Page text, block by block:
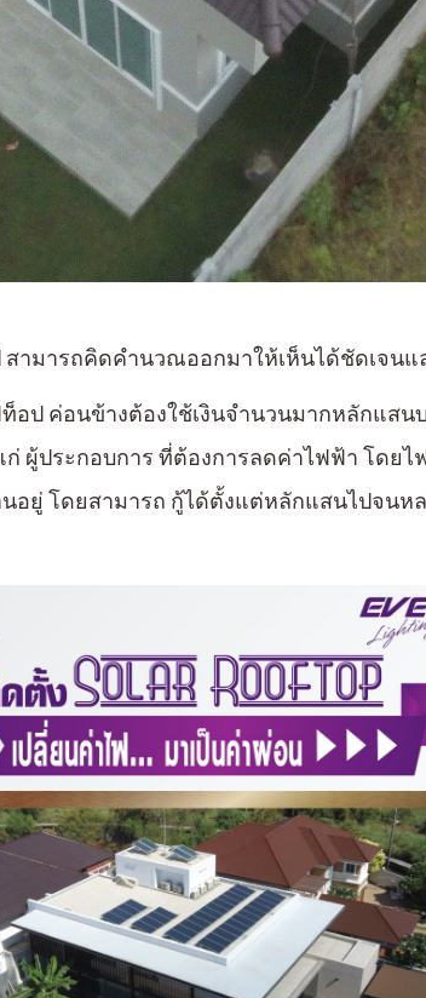
ามารถคิดคำนวณออกมาให้เห็นได้ชัดเจนแ
อปค่อนข้างต้องใช้เงินจำนวนมากหลักแสน
ก่ ผู้ประกอบการ ที่ต้องการลดค่าไฟฟ้า โด
อยู่ โดยสามารถ กู้ได้ตั้งแต่หลักแสนไปจนห